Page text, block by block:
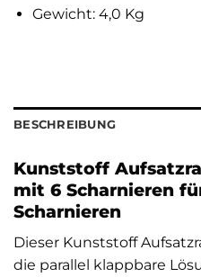
Gewicht: 4,0 Kg
BESCHREIBUNG
Kunststoff
mit 6 Scharnieren
Scharnieren
Dieser Kunststoff
die parallel klappbare